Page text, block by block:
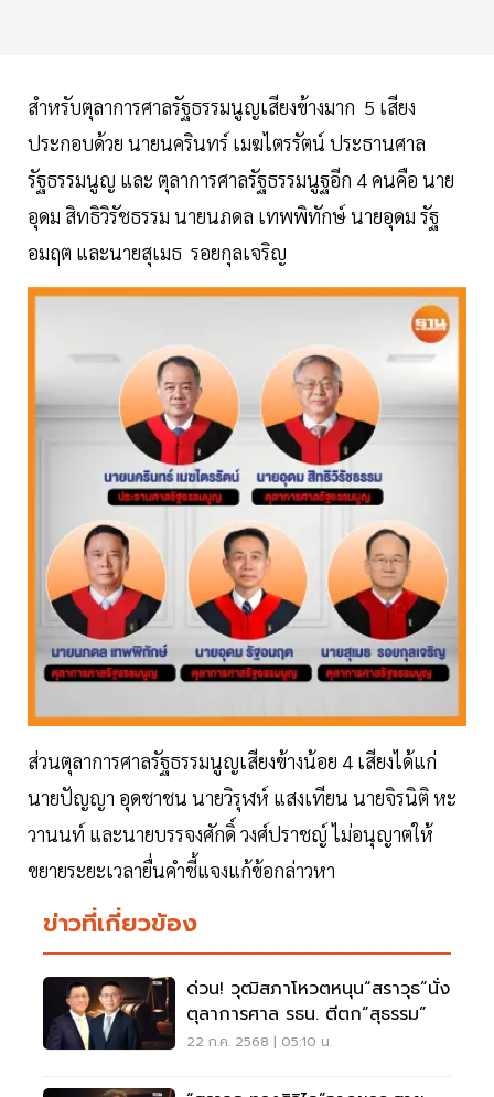
สำหรับตุลาการศาลรัฐธรรมนูญเสียงข้างมาก 5 เสียง
ประกอบด้วย นายนครินทร์ เมฆไตรรัตน์ ประธานศาล
รัฐธรรมนูญ และ ตุลาการศาลรัฐธรรมนูฐอีก 4 คนคือ นาย
อุดม สิทธิวิรัชธรรม นายนภดล เทพพิทักษ์ นายอุดม รัฐ
อมฤต และนายสุเมธ รอยกุลเจริญ
ส่วนตุลาการศาลรัฐธรรมนูญเสียงข้างน้อย 4 เสียงได้แก่
นายปัญญา อุดชาชน นายวิรุฬห์ แสงเทียน นายจิรนิติ หะ
วานนท์ และนายบรรจงศักดิ์ วงศ์ปราชญ์ ไม่อนุญาตให้
ขยายระยะเวลายื่นคําชี้แจงแก้ข้อกล่าวหา
ข่าวที่เกี่ยวข้อง
ด่วน! วุฒิสภาโหวตหนุน“สราวุธ”นั่ง
ตุลาการศาล รธน. ตีตก“สุธรรม”
22 ก.ค. 2568 | 05:10 น.